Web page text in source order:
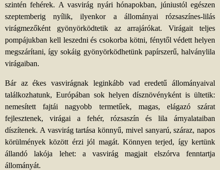
szintén fehérek. A vasvirág nyári hónapokban, júniustól egészen
szeptemberig nyílik, ilyenkor a állományai rózsaszínes-lilás
virágmezőként gyönyörködtetik az arrajárókat. Virágait teljes
pompájukban kell leszedni és csokorba kötni, fénytől védett helyen
megszárítani, így sokáig gyönyörködhetünk papírszerű, halványlila
virágaiban.
Bár az ékes vasvirágnak leginkább vad eredetű állományaival
találkozhatunk, Európában sok helyen dísznövényként is ültetik:
nemesített fajtái nagyobb termetűek, magas, elágazó szárat
fejlesztenek, virágai a fehér, rózsaszín és lila árnyalataiban
díszítenek. A vasvirág tartása könnyű, mivel sanyarú, száraz, napos
körülmények között érzi jól magát. Könnyen terjed, így kertünk
állandó lakója lehet: a vasvirág magjait elszórva fenntartja
állományát.